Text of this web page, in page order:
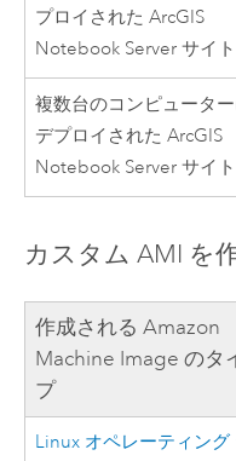
プロイされたArcGIS
Notebook Server サイト
複数台のコンピュータ
デプロイされたArcGIS
Notebook Server サイト
カスタム AMI を
作成されるAmazon
Machine Image のタ
プ
Linux オペレーティング